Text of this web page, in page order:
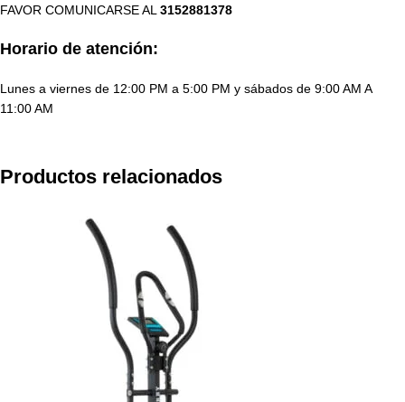
FAVOR COMUNICARSE AL 3152881378
Horario de atención:
Lunes a viernes de 12:00 PM a 5:00 PM y sábados de 9:00 AM A
11:00 AM
Productos relacionados